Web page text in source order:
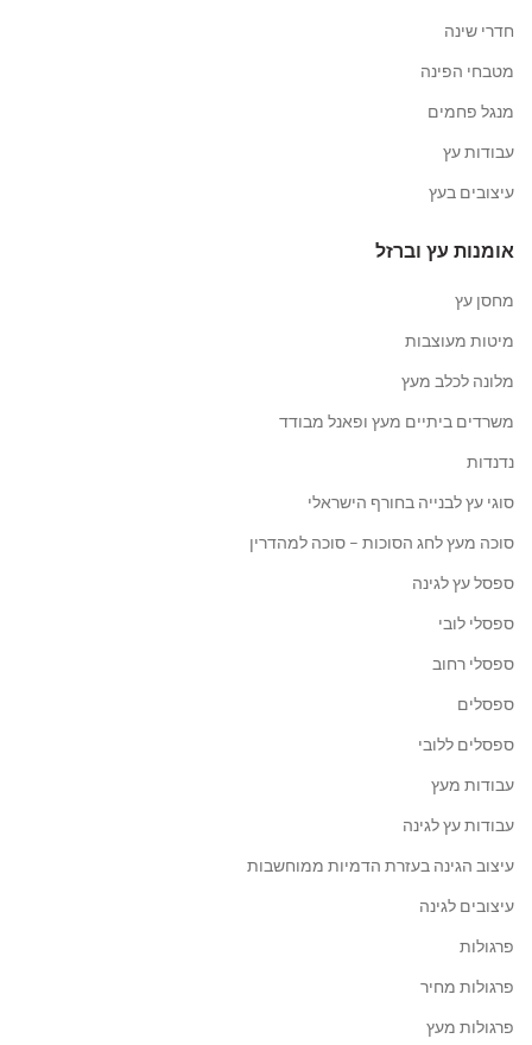
חדרי שינה
מטבחי הפינה
מנגל פחמים
עבודות עץ
עיצובים בעץ
אומנות עץ וברזל
מחסן עץ
מיטות מעוצבות
מלונה לכלב מעץ
משרדים ביתיים מעץ ופאנל מבודד
נדנדות
סוגי עץ לבנייה בחורף הישראלי
סוכה מעץ לחג הסוכות – סוכה למהדרין
ספסל עץ לגינה
ספסלי לובי
ספסלי רחוב
ספסלים
ספסלים ללובי
עבודות מעץ
עבודות עץ לגינה
עיצוב הגינה בעזרת הדמיות ממוחשבות
עיצובים לגינה
פרגולות
פרגולות מחיר
פרגולות מעץ